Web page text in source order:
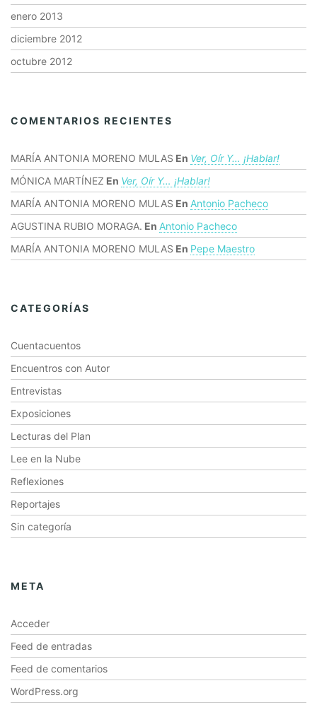
enero 2013
diciembre 2012
octubre 2012
COMENTARIOS RECIENTES
MARÍA ANTONIA MORENO MULAS En Ver, Oír Y… ¡hablar!
MÓNICA MARTÍNEZ En Ver, Oír Y… ¡hablar!
MARÍA ANTONIA MORENO MULAS En Antonio Pacheco
AGUSTINA RUBIO MORAGA. En Antonio Pacheco
MARÍA ANTONIA MORENO MULAS En Pepe Maestro
CATEGORÍAS
Cuentacuentos
Encuentros con Autor
Entrevistas
Exposiciones
Lecturas del Plan
Lee en la Nube
Reflexiones
Reportajes
Sin categoría
META
Acceder
Feed de entradas
Feed de comentarios
WordPress.org